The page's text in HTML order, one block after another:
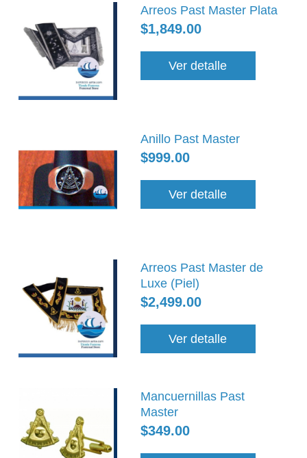
Arreos Past Master Plata
$1,849.00
Ver detalle
Anillo Past Master
$999.00
Ver detalle
Arreos Past Master de
Luxe (Piel)
$2,499.00
Ver detalle
Mancuernillas Past
Master
$349.00